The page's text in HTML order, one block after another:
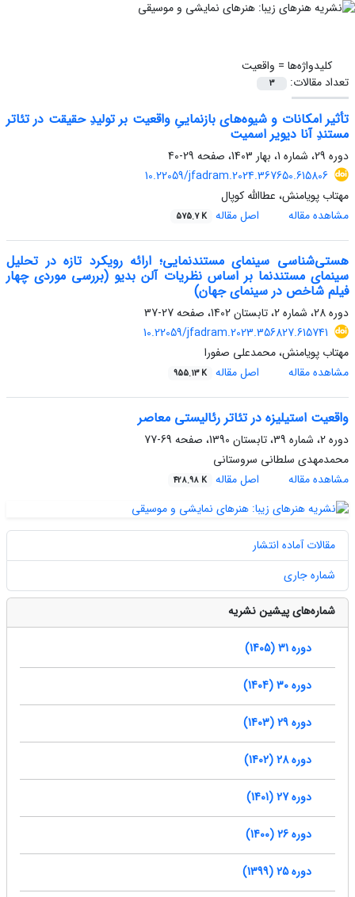
کلیدواژه‌ها = واقعیت
تعداد مقالات:
3
تأثیر امکانات و شیوه‌های بازنماییِ واقعیت بر تولیدِ حقیقت در تئاتر
مستندِ آنا دیویر اسمیت
دوره 29، شماره 1، بهار 1403، صفحه
29-40
10.22059/jfadram.2024.367650.615806
مهتاب پویامنش، عطاالله کوپال
مشاهده مقاله
اصل مقاله 575.7 K
هستی‌شناسی سینمای مستندنمایی؛ ارائه رویکرد تازه در تحلیل
سینمای مستندنما بر اساس نظریات آلن بدیو (بررسی موردی چهار
فیلم شاخص در سینمای جهان)
دوره 28، شماره 2، تابستان 1402، صفحه
27-37
10.22059/jfadram.2023.356827.615741
مهتاب پویامنش، محمدعلی صفورا
مشاهده مقاله
اصل مقاله 955.13 K
واقعیت استیلیزه در تئاتر رئالیستی معاصر
دوره 2، شماره 39، تابستان 1390، صفحه
69-77
محمدمهدی سلطانی سروستانی
مشاهده مقاله
اصل مقاله 428.98 K
مقالات آماده انتشار
شماره جاری
شماره‌های پیشین نشریه
دوره 31 (1405)
دوره 30 (1404)
دوره 29 (1403)
دوره 28 (1402)
دوره 27 (1401)
دوره 26 (1400)
دوره 25 (1399)